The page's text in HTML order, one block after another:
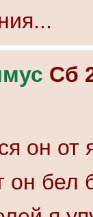
Сб
он от
он бел